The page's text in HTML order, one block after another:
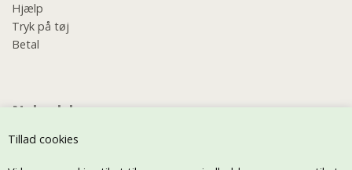
Tillad cookies
Hjælp
Tryk på tøj
Betal
Nyhedsbrev